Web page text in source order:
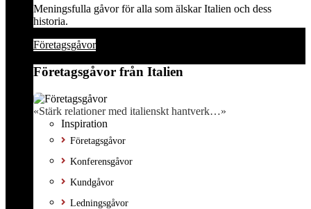
Meningsfulla gåvor för alla som älskar Italien och dess
historia.
Företagsgåvor
Företagsgåvor från Italien
«Stärk relationer med italienskt hantverk…»
Inspiration
Företagsgåvor
Konferensgåvor
Kundgåvor
Ledningsgåvor